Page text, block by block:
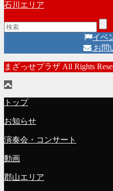
石川エリア
イベ
お問
まざっせプラザ All Rights
トップ
お知らせ
演奏会・コンサート
動画
郡山エリア